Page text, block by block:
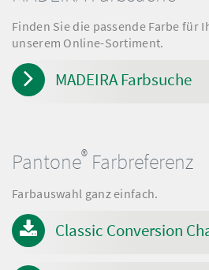
Finden Sie die passende Farbe für
unserem Online-Sortiment.
MADEIRA Farbsuche
Pantone® Farbreferenz
Farbauswahl ganz einfach.
Classic Conversion